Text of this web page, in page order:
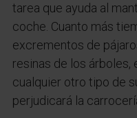
tarea que ayuda al
coche. Cuanto más
excrementos de
resinas de los árboles,
cualquier otro tipo de
perjudicará la